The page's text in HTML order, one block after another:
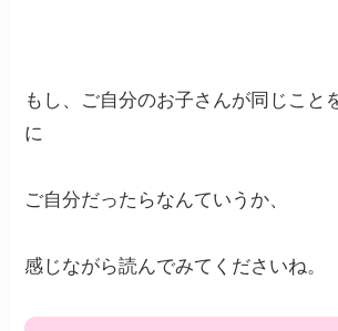
もし、ご自分のお子さんが同じこと
に
ご自分だったらなんていうか、
感じながら読んでみてくださいね。